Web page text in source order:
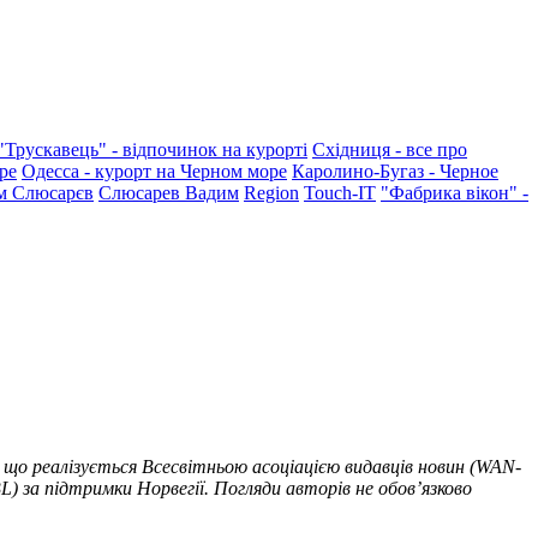
- відпочинок на курорті Східниця - все про
Одесса - курорт на Черном море Каролино-Бугаз - Черное
Слюсарєв Слюсарев Вадим Region Touch-IT "Фабрика вікон" -
Всесвітньою асоціацією видавців новин (WAN-
підтримки Норвегії. Погляди авторів не обов’язково